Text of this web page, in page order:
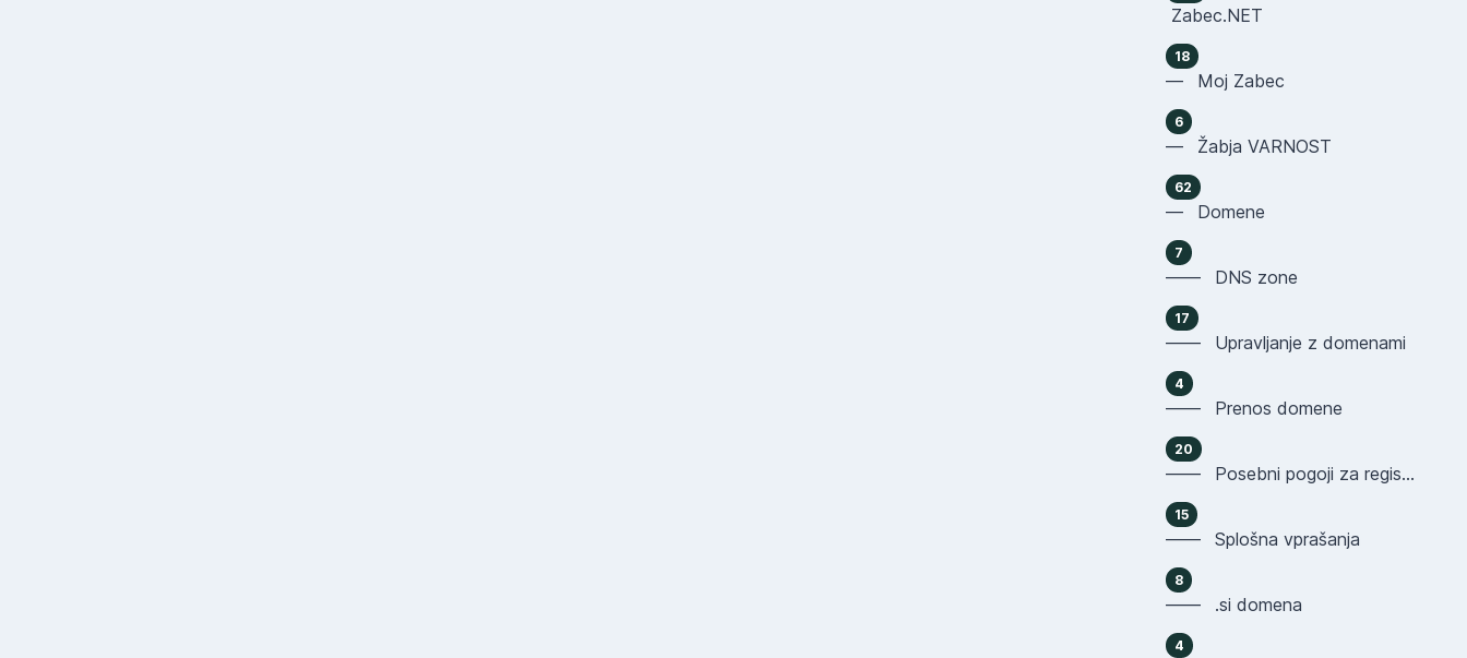
Zabec.NET
18
— Moj Zabec
6
— Žabja VARNOST
62
— Domene
7
—— DNS zone
17
—— Upravljanje z domenami
4
—— Prenos domene
20
—— Posebni pogoji za registracijo domen
15
—— Splošna vprašanja
8
—— .si domena
4